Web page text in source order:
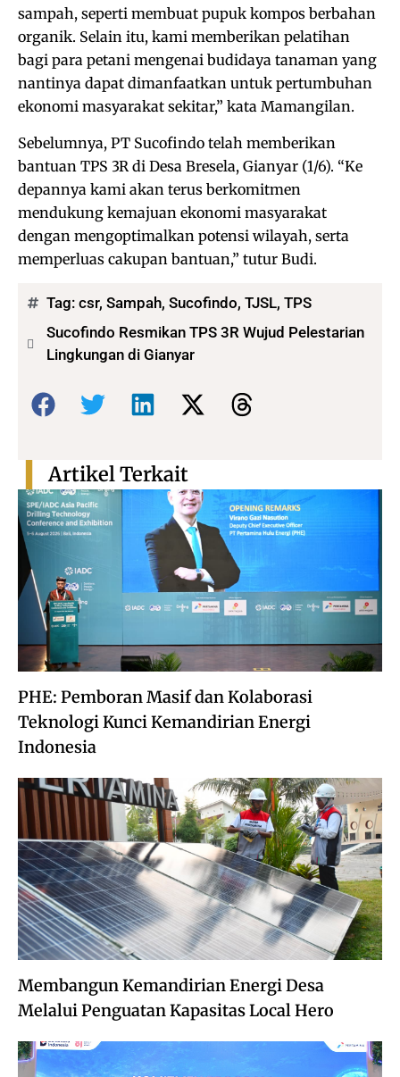
sampah, seperti membuat pupuk kompos berbahan
organik. Selain itu, kami memberikan pelatihan
bagi para petani mengenai budidaya tanaman yang
nantinya dapat dimanfaatkan untuk pertumbuhan
ekonomi masyarakat sekitar,” kata Mamangilan.
Sebelumnya, PT Sucofindo telah memberikan
bantuan TPS 3R di Desa Bresela, Gianyar (1/6). “Ke
depannya kami akan terus berkomitmen
mendukung kemajuan ekonomi masyarakat
dengan mengoptimalkan potensi wilayah, serta
memperluas cakupan bantuan,” tutur Budi.
Tag: csr, Sampah, Sucofindo, TJSL, TPS
Sucofindo Resmikan TPS 3R Wujud Pelestarian
Lingkungan di Gianyar
Bagikan:
PHE: Pemboran Masif dan Kolaborasi
Teknologi Kunci Kemandirian Energi
Indonesia
Membangun Kemandirian Energi Desa
Melalui Penguatan Kapasitas Local Hero
Artikel Terkait